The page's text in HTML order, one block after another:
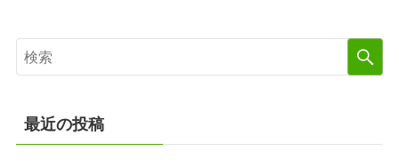
最近の投稿